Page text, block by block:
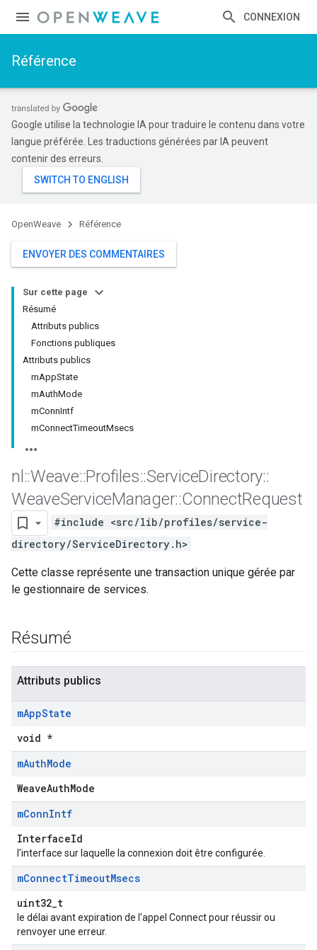
CONNEXION
Référence
Google utilise la technologie IA pour traduire le contenu dans votre
langue préférée. Les traductions générées par IA peuvent
contenir des erreurs.
OpenWeave Référence
ENVOYER DES COMMENTAIRES
Sur cette page
Résumé
Attributs publics
Fonctions publiques
Attributs publics
mAppState
mAuthMode
mConnIntf
mConnectTimeoutMsecs
nl ::Weave::Profiles::ServiceDirectory::
WeaveServiceManager::ConnectRequest
#include <src/lib/profiles/service-
directory/ServiceDirectory.h>
Cette classe représente une transaction unique gérée par
le gestionnaire de services.
Résumé
Attributs publics
mAppState
void *
mAuthMode
WeaveAuthMode
mConnIntf
InterfaceId
l'interface sur laquelle la connexion doit être configurée.
mConnectTimeoutMsecs
uint32_t
le délai avant expiration de l'appel Connect pour réussir ou
renvoyer une erreur.